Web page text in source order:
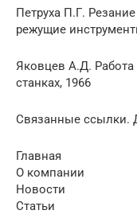
Петруха П.Г.
режущие
Яковцев А.Д.
станках, 1966
Связанные ссылки.
Главная
О компании
Новости
Статьи